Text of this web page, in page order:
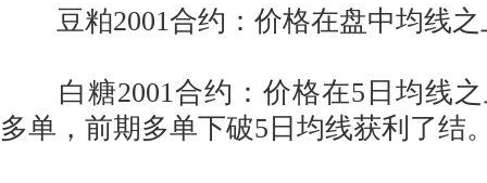
豆粕2001合约：价格在盘中均线
白糖2001合约：价格在5日均线之
多单，前期多单下破5日均线获利了结